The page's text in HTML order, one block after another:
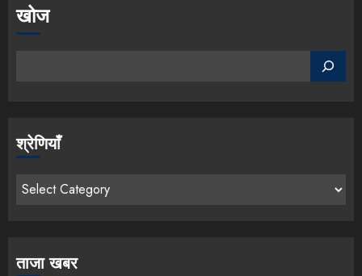
खोज
श्रेणियाँ
ताजा खबर